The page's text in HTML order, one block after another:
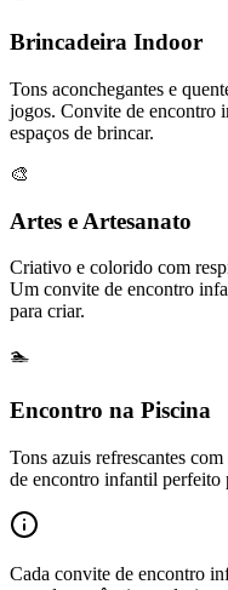
Brincadeira Indoor
Tons aconchegantes e
jogos. Convite de encontro
espaços de brincar.
🎨
Artes e Artesanato
Criativo e colorido com
Um convite de encontro
para criar.
🏊
Encontro na Piscina
Tons azuis refrescantes
de encontro infantil perfeito
Cada convite de encontro